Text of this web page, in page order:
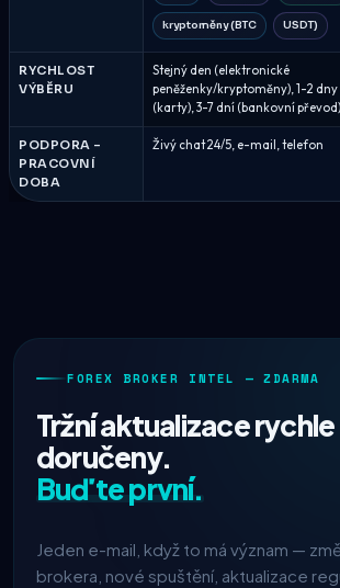
kryptoměny (BTC USDT)
RYCHLOST
VÝBĚRU
Stejný den (elektronické
peněženky/kryptoměny), 1-2 dny
(karty), 3-7 dní (bankovní převod)
PODPORA –
PRACOVNÍ
DOBA
Živý chat 24/5, e-mail, telefon
FOREX BROKER INTEL — ZDARMA
Tržní aktualizace rychle
doručeny.
Buďte první.
Jeden e-mail, když to má význam —
brokera, nové spuštění, aktualizace